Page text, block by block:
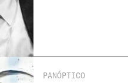
PANÓPTICO